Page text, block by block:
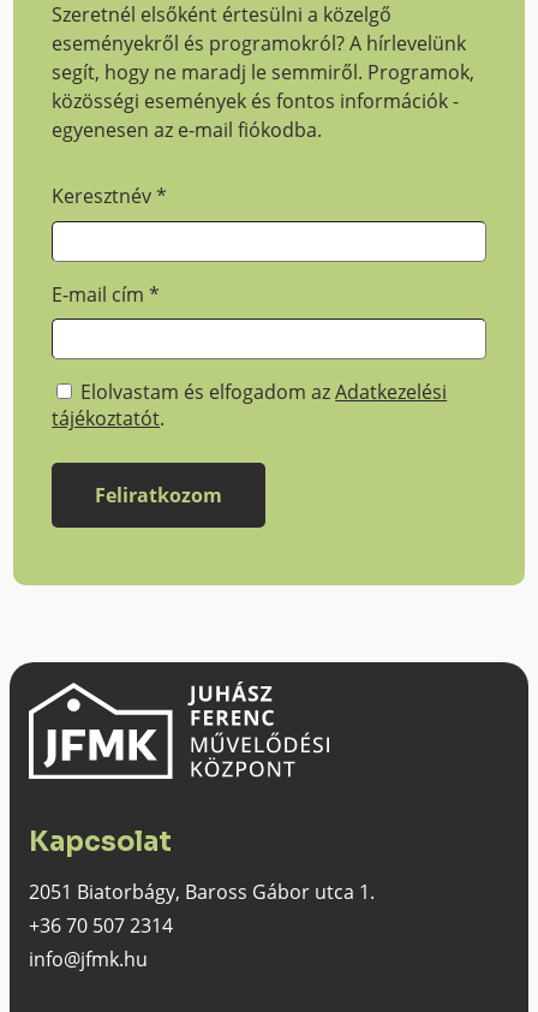
Szeretnél elsőként értesülni a közelgő
eseményekről és programokról? A hírlevelünk
segít, hogy ne maradj le semmiről. Programok,
közösségi események és fontos információk -
egyenesen az e-mail fiókodba.
Keresztnév*
E-mail cím*
Elolvastam és elfogadom azAdatkezelési
tájékoztatót.
Kapcsolat
2051 Biatorbágy, Baross Gábor utca 1.
+36 70 507 2314
info@jfmk.hu